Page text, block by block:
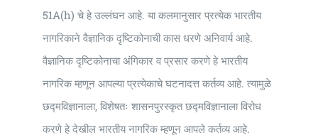
51A(h) चे हे उल्लंघन आहे. या कलमानुसार प्रत्येक भारतीय
नागरिकाने वैज्ञानिक दृष्टिकोनाची कास धरणे अनिवार्य आहे.
वैज्ञानिक दृष्टिकोनाचा अंगिकार व प्रसार करणे हे भारतीय
नागरिक म्हणून आपल्या प्रत्येकाचे घटनादत्त कर्तव्य आहे. त्यामुळे
छद्मविज्ञानाला, विशेषतः शासनपुरस्कृत छद्मविज्ञानाला विरोध
करणे हे देखील भारतीय नागरिक म्हणून आपले कर्तव्य आहे.